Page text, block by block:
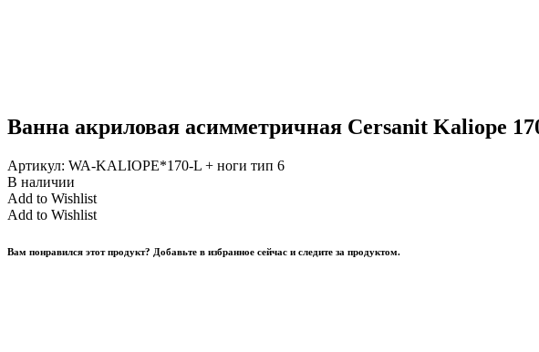
Ванна акриловая асимметричная Cersanit Kaliope
Артикул: WA-KALIOPE*170-L + ноги тип 6
В наличии
Add to Wishlist
Add to Wishlist
Вам понравился этот продукт? Добавьте в избранное сейчас и следите за продуктом.